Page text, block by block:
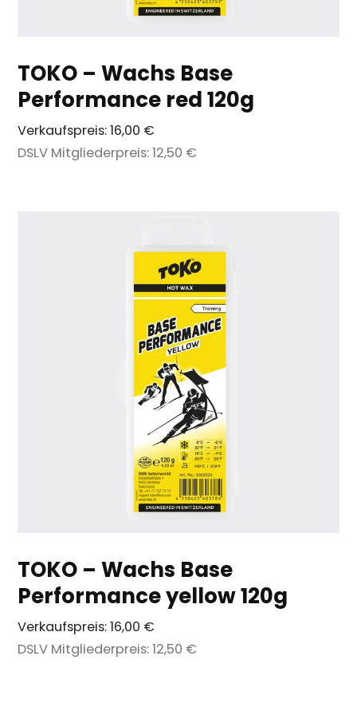
TOKO – Wachs Base
Performance red 120g
Verkaufspreis:16,00 €
DSLV Mitgliederpreis:12,50 €
TOKO – Wachs Base
Performance yellow 120g
Verkaufspreis:16,00 €
DSLV Mitgliederpreis:12,50 €